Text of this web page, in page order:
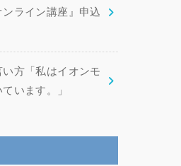
ンライン講座』申込
方「私はイオンモ
います。」